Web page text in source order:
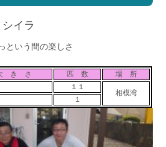
Blog
会社概要
Company
リンク集
Link
イラ
という間の楽しさ
き さ 匹 数
場 所
１１
相模湾
１